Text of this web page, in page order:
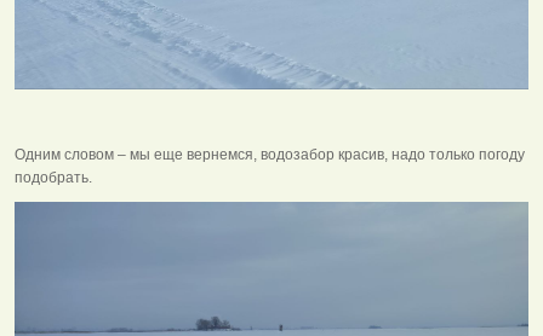
Одним словом – мы еще вернемся, водозабор красив, надо только погоду
подобрать.